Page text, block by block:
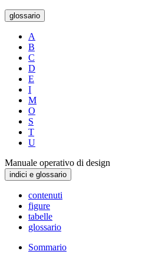
glossario
A
B
C
D
E
I
M
O
S
T
U
Manuale operativo di design
indici e glossario
contenuti
figure
tabelle
glossario
Sommario